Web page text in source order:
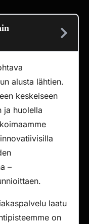
alusta lähtien.
keskeiseen
ja huolella
–
laatu
on